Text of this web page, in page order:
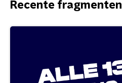
Recente fragmenten